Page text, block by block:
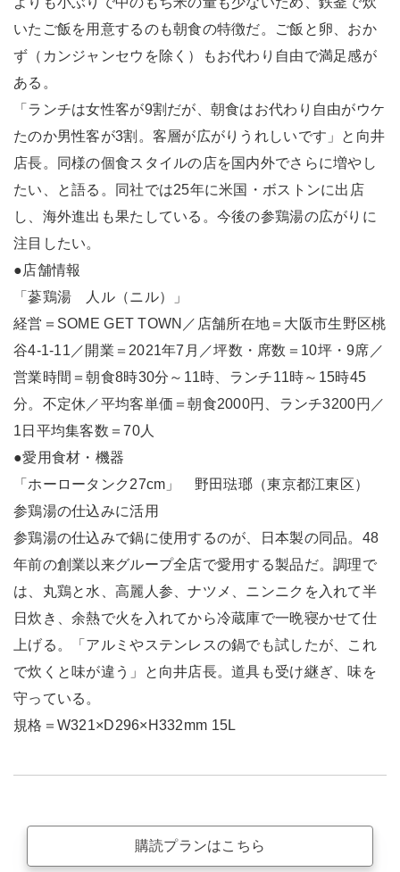
いたご飯を用意するのも朝食の特徴だ。ご飯と卵、おか
ず（カンジャンセウを除く）もお代わり自由で満足感が
ある。
「ランチは女性客が9割だが、朝食はお代わり自由がウケ
たのか男性客が3割。客層が広がりうれしいです」と向井
店長。同様の個食スタイルの店を国内外でさらに増やし
たい、と語る。同社では25年に米国・ボストンに出店
し、海外進出も果たしている。今後の参鶏湯の広がりに
注目したい。
●店舗情報
「蔘鶏湯 人ル（ニル）」
経営＝SOME GET TOWN／店舗所在地＝大阪市生野区桃
谷4-1-11／開業＝2021年7月／坪数・席数＝10坪・9席／
営業時間＝朝食8時30分～11時、ランチ11時～15時45
分。不定休／平均客単価＝朝食2000円、ランチ3200円／
1日平均集客数＝70人
●愛用食材・機器
「ホーロータンク27cm」 野田琺瑯（東京都江東区）
参鶏湯の仕込みに活用
参鶏湯の仕込みで鍋に使用するのが、日本製の同品。48
年前の創業以来グループ全店で愛用する製品だ。調理で
は、丸鶏と水、高麗人参、ナツメ、ニンニクを入れて半
日炊き、余熱で火を入れてから冷蔵庫で一晩寝かせて仕
上げる。「アルミやステンレスの鍋でも試したが、これ
で炊くと味が違う」と向井店長。道具も受け継ぎ、味を
守っている。
規格＝W321×D296×H332mm 15L
購読プランはこちら